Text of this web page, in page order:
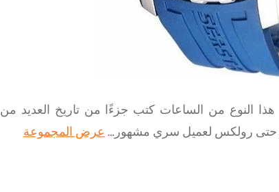
النوع من الساعات كتب جزءًا من تاريخ العديد من
أو حتى رولكس لعميل سري مشهور… عرض المجموعة